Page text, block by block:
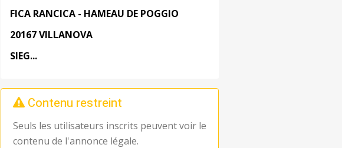
FICA RANCICA - HAMEAU DE POGGIO
20167 VILLANOVA
SIEG...
Contenu restreint
Seuls les utilisateurs inscrits peuvent voir le
contenu de l'annonce légale.